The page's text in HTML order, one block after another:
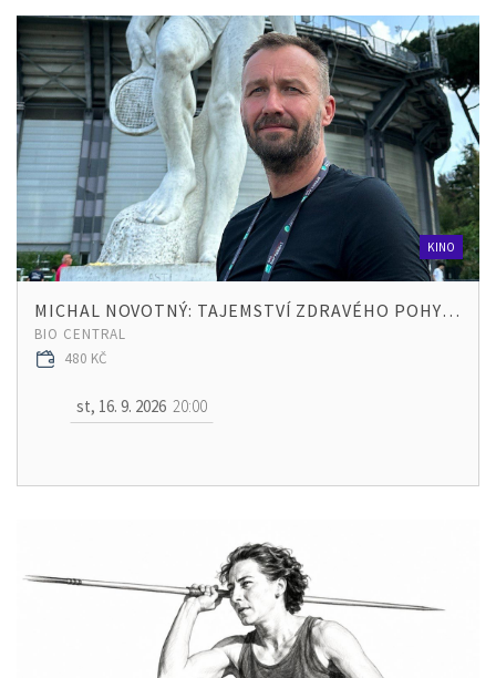
KINO
MICHAL NOVOTNÝ: TAJEMSTVÍ ZDRAVÉHO POHYBU
BIO CENTRAL
480 KČ
st, 16. 9. 2026 20:00